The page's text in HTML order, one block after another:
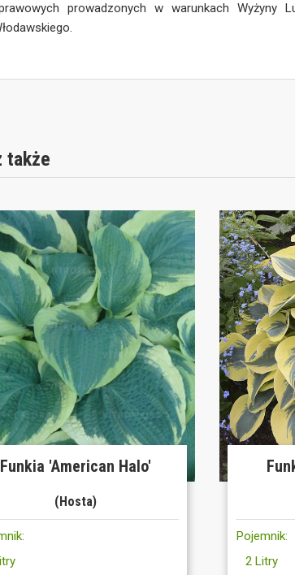
prowadzonych w warunkach Wyżyny
także
Funkia 'American Halo'
(Hosta)
Pojemnik:
2 Litry